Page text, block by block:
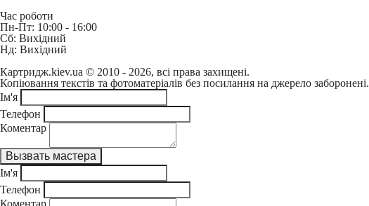
Час роботи
Пн-Пт: 10:00 - 16:00
Сб: Вихідний
Нд: Вихідний
Картридж.kiev.ua © 2010 - 2026, всі права захищені.
Копіювання текстів та фотоматеріалів без посилання на джерело заборонені.
Ім'я
Телефон
Коментар
Ім'я
Телефон
Коментар